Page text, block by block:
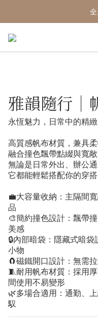
雅韻隨行｜
永恆魅力，日常中的精
高質感帆布材質，兼具
融合撞色飄帶點綴與寬
無論是日常外出、辦公
它都能輕鬆搭配你的穿
💼大容量收納：主隔間
品
🎨簡約撞色設計：飄帶
美感
🔒內部暗袋：隱藏式暗
小物
🧲磁鐵開口設計：無需
🧵耐用帆布材質：採用
間使用不易變形
🌿多場合適用：通勤、
馭